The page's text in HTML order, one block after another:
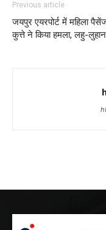
Previous article
जयपुर एयरपोर्ट में महिला
कुत्ते ने किया हमला, लहु-